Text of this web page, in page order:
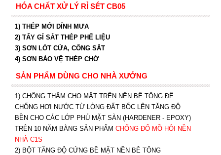
HÓA CHẤT XỬ LÝ RỈ SÉT CB05
1) THÉP MỚI DÍNH MƯA
2) TẨY GỈ SẮT THÉP PHẾ LIỆU
3) SƠN LÓT CỬA, CỔNG SẮT
4) SƠN BẢO VỆ THÉP CHỜ
SẢN PHẨM DÙNG CHO NHÀ XƯỞNG
1) CHỐNG THẤM CHO MẶT TRÊN NỀN BÊ TÔNG ĐỂ
CHỐNG HƠI NƯỚC TỪ LÒNG ĐẤT BỐC LÊN TĂNG ĐỘ
BỀN CHO CÁC LỚP PHỦ MẶT SÀN (HARDENER - EPOXY)
TRÊN 10 NĂM BẰNG SẢN PHẨM CHỐNG ĐỔ MỒ HÔI NỀN
NHÀ C1S
2) BỘT TĂNG ĐỘ CỨNG BỀ MẶT NỀN BÊ TÔNG